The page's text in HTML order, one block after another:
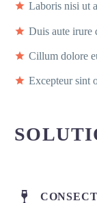
Laboris nisi ut
Duis aute irure
Cillum dolore
Excepteur sint